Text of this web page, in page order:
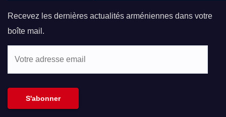
Recevez les dernières actualités arméniennes dans votre
boîte mail.
S'abonner